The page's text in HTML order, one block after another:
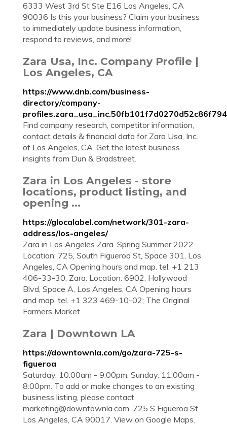
6333 West 3rd St Ste E16 Los Angeles, CA
90036 Is this your business? Claim your business
to immediately update business information,
respond to reviews, and more!
Zara Usa, Inc. Company Profile |
Los Angeles, CA
https://www.dnb.com/business-
directory/company-
Find company research, competitor information,
contact details & financial data for Zara Usa, Inc.
of Los Angeles, CA. Get the latest business
insights from Dun & Bradstreet.
Zara in Los Angeles - store
locations, product listing, and
opening ...
https://glocalabel.com/network/301-zara-
address/los-angeles/
Zara in Los Angeles Zara. Spring Summer 2022 ...
Location: 725, South Figueroa St, Space 301, Los
Angeles, CA Opening hours and map. tel. +1 213
406-33-30; Zara. Location: 6902, Hollywood
Blvd, Space A, Los Angeles, CA Opening hours
and map. tel. +1 323 469-10-02; The Original
Farmers Market.
Zara | Downtown LA
https://downtownla.com/go/zara-725-s-
figueroa
Saturday. 10:00am - 9:00pm. Sunday. 11:00am -
8:00pm. To add or make changes to an existing
business listing, please contact
marketing@downtownla.com. 725 S Figueroa St.
Los Angeles, CA 90017. View on Google Maps.